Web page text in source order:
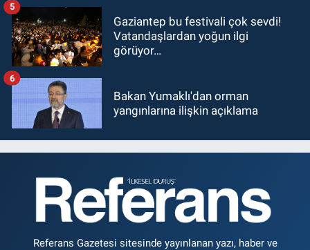
Gaziantep bu festivali çok sevdi!
Vatandaşlardan yoğun ilgi
görüyor…
5
Bakan Yumaklı'dan orman
yangınlarına ilişkin açıklama
6
Referans Gazetesi sitesinde yayınlanan yazı, haber ve